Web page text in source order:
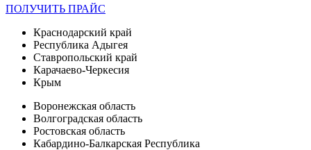
ПОЛУЧИТЬ ПРАЙС
Краснодарский край
Республика Адыгея
Ставропольский край
Карачаево-Черкесия
Крым
Воронежская область
Волгоградская область
Ростовская область
Кабардино-Балкарская Республика